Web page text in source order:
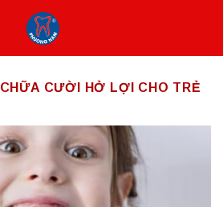
CHỮA CƯỜI HỞ LỢI CHO TRẺ